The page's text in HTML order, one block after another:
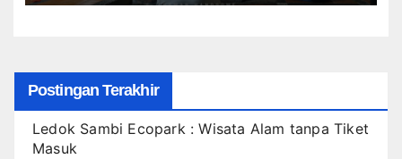
Postingan Terakhir
Ledok Sambi Ecopark : Wisata Alam tanpa Tiket
Masuk